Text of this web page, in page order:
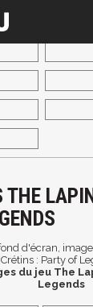
THE
d'écran,
Crétins : Party of
du jeu The
Legends